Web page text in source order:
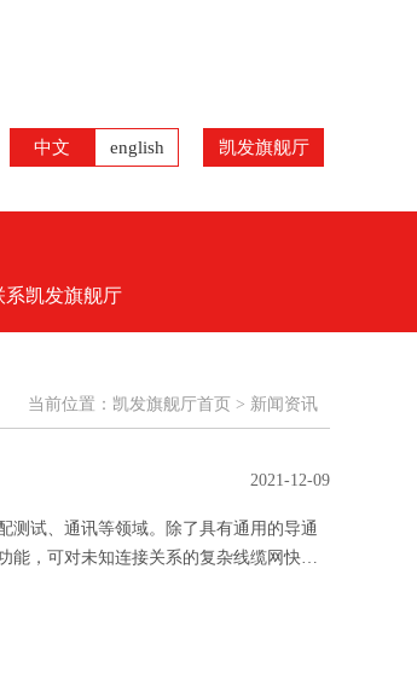
中文 english 凯发旗舰厅
系凯发旗舰厅
当前位置： 凯发旗舰厅首页 > 新闻资讯
2021-12-09
测试、通讯等领域。除了具有通用的导通
能，可对未知连接关系的复杂线缆网快速
测试自动化程度高、运行稳定等特点。